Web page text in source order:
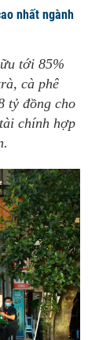
nhất ngành
tới 85%
cà phê
tỷ đồng cho
chính hợp